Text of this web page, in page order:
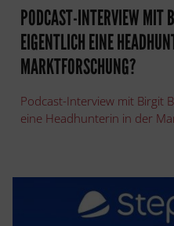
PODCAST-INTERVIEW MIT
EIGENTLICH EINE
MARKTFORSCHUNG?
Podcast-Interview mit Birgit
eine Headhunterin in der